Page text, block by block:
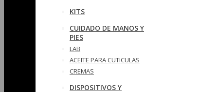
KITS
CUIDADO DE MANOS Y
PIES
LAB
ACEITE PARA CUTICULAS
CREMAS
DISPOSITIVOS Y